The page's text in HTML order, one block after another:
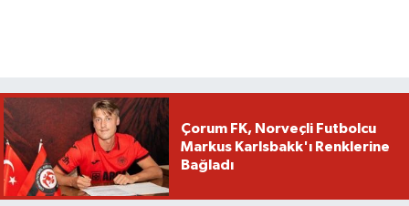
Çorum FK, Norveçli Futbolcu
Markus Karlsbakk'ı Renklerine
Bağladı